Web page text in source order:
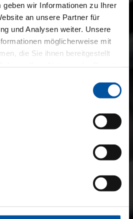
geben wir Informationen zu Ihrer
an unsere Partner für
und Analysen weiter. Unsere
möglicherweise mit
die Sie ihnen bereitgestellt